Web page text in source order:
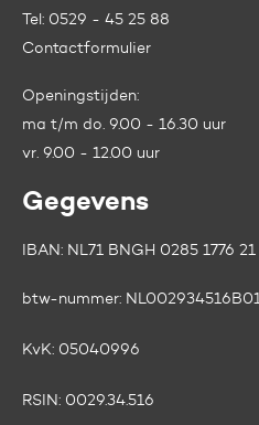
Tel: 0529 - 45 25 88
Contactformulier
Openingstijden:
ma t/m do. 9.00 - 16.30 uur
vr. 9.00 - 12.00 uur
Gegevens
IBAN: NL71 BNGH 0285 1776 21
btw-nummer: NL002934516B01
KvK: 05040996
RSIN: 0029.34.516